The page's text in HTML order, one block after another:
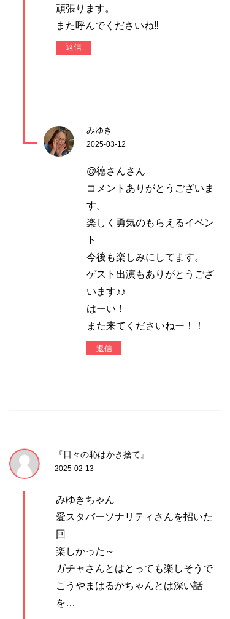
頑張ります。
また呼んでくださいね‼️
返信
みゆき
2025-03-12
@徳さんさん
コメントありがとうございま
す。
楽しく勇気のもらえるイベン
ト
今後も楽しみにしてます。
ゲスト出演もありがとうござ
います♪♪
はーい！
また来てくださいねー！！
返信
『日々の恥はかき捨て』
2025-02-13
みゆきちゃん
愛スタバーソナリティさんを招いた
回
楽しかった～
ガチャさんとはとっても楽しそうで
こうやまはるかちゃんとは深い話
を…